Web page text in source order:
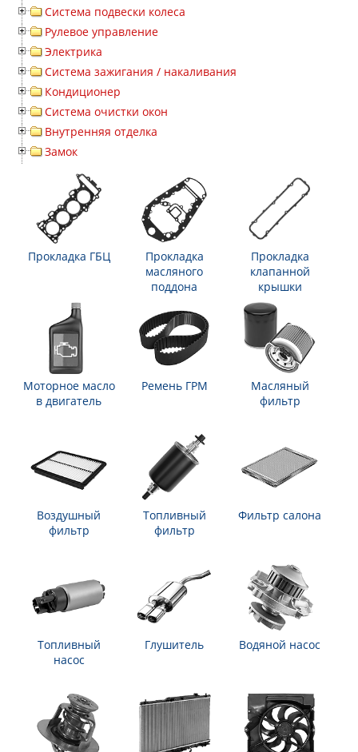
Система подвески колеса
Рулевое управление
Электрика
Система зажигания / накаливания
Кондиционер
Система очистки окон
Внутренняя отделка
Замок
Прокладка ГБЦ
Прокладка
масляного
поддона
Прокладка
клапанной
крышки
Моторное масло
в двигатель
Ремень ГРМ
Масляный
фильтр
Воздушный
фильтр
Топливный
фильтр
Фильтр салона
Топливный
насос
Глушитель Водяной насос